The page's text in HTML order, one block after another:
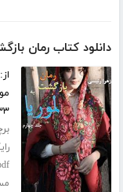
دانلود کتاب رمان